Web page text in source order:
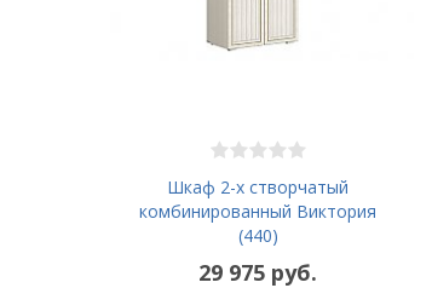
Шкаф 2-х створчатый
комбинированный Виктория
(440)
29 975 руб.